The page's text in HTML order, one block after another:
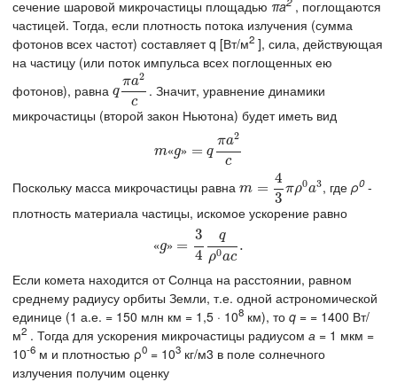
сечение шаровой микрочастицы площадью πa , поглощаются
частицей. Тогда, если плотность потока излучения (сумма
фотонов всех частот) составляет q [Вт/м2 ], сила, действующая
на частицу (или поток импульса всех поглощенных ею
фотонов), равна q
πa2
c
qπa2c . Значит, уравнение динамики
микрочастицы (второй закон Ньютона) будет иметь вид
m«g» = q
πa2
c
m«g»=qπa2c
Поскольку масса микрочастицы равна m =
4
3
πρ0a3
m= 43 πρ0a3 , гдеρ0-
плотность материала частицы, искомое ускорение равно
«g» =
3
4
q
ρ0ac
.
«g» =3 4qρ0ac.
Если комета находится от Солнца на расстоянии, равном
среднему радиусу орбиты Земли, т.е. одной астрономической
единице (1 а.е. = 150 млн км = 1,5 · 108 км), то q = = 1400 Вт/
м2 . Тогда для ускорения микрочастицы радиусом а = 1 мкм =
10-6 м и плотностью ρ0 = 103 кг/м3 в поле солнечного
излучения получим оценку